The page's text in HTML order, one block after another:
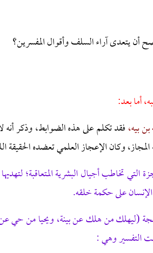
أن يتعدى آراء السلف وأقوال المفسرين؟
أما بعد:
بيه،فقد تكلم على هذه الضوابط، وذكر
وكان الإعجاز العلمي تعضده الحقيقة
التي تخاطب أجيال البشرية المتعاقبة؛
الإنسان على حكمة خلقه.
(ليهلك من هلك عن بينة، ويحيا من حي
التفسير وهي :